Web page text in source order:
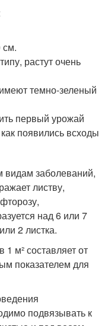
см.
растут очень
темно-зеленый
первый урожай
появились всходы
видам заболеваний,
листву,
над 6 или 7
2 листка.
м² составляет от
показателем для
подвязывать к